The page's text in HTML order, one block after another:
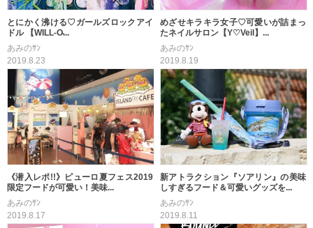
とにかく沸ける♡ガールズロックアイ
ドル 【WILL-O̵...
あみのｻﾝ
2019.8.23
めざせキラキラ女子♡可愛いが詰まっ
たネイルサロン【Y♡Veil】...
あみのｻﾝ
2019.8.19
《潜入レポ!!》ピューロ夏フェス2019
限定フードが可愛い！美味...
あみのｻﾝ
2019.8.17
新アトラクション『ソアリン』の美味
しすぎるフード＆可愛いグッズを...
あみのｻﾝ
2019.8.11